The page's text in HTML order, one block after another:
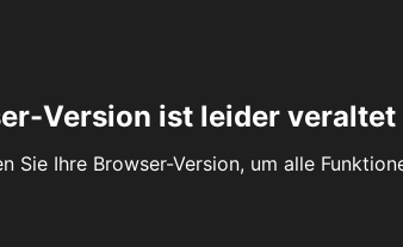
Version ist leider veraltet
Sie Ihre Browser-Version, um alle